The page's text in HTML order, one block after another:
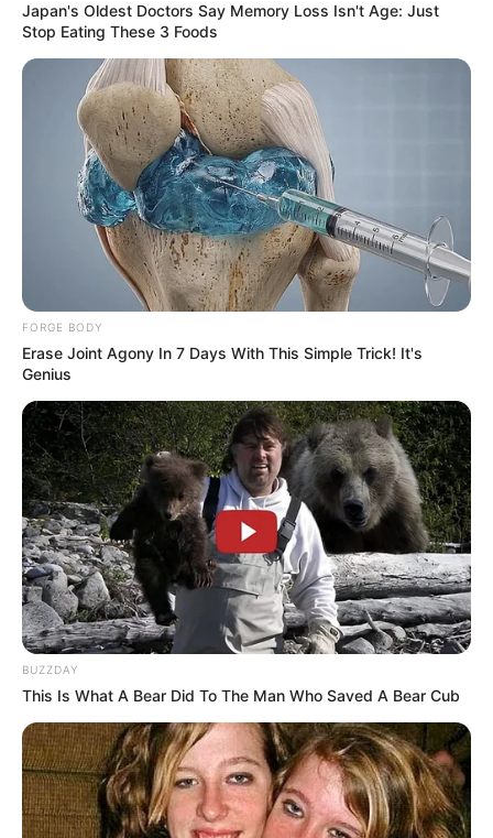
Ozuna
Japan's Oldest Doctors Say Memory Loss Isn't Age: Just
Stop Eating These 3 Foods
FORGE BODY
Erase Joint Agony In 7 Days With This Simple Trick! It's
Genius
BUZZDAY
This Is What A Bear Did To The Man Who Saved A Bear Cub